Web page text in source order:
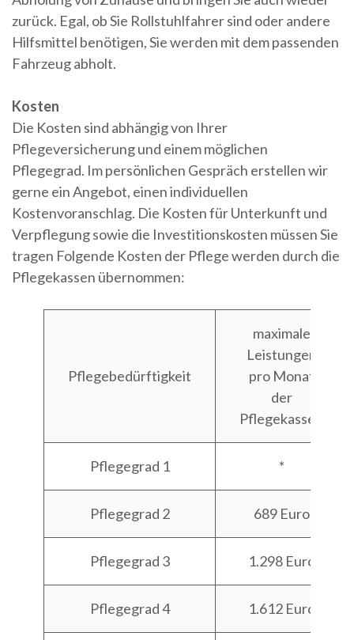
zurück. Egal, ob Sie Rollstuhlfahrer sind oder andere
Hilfsmittel benötigen, Sie werden mit dem passenden
Fahrzeug abholt.
Kosten
Die Kosten sind abhängig von Ihrer
Pflegeversicherung und einem möglichen
Pflegegrad. Im persönlichen Gespräch erstellen wir
gerne ein Angebot, einen individuellen
Kostenvoranschlag. Die Kosten für Unterkunft und
Verpflegung sowie die Investitionskosten müssen Sie
tragen Folgende Kosten der Pflege werden durch die
Pflegekassen übernommen:
Pflegebedürftigkeit
maximale
Leistungen
pro Monat
der
Pflegekassen
Pflegegrad 1 *
Pflegegrad 2 689 Euro
Pflegegrad 3 1.298 Euro
Pflegegrad 4 1.612 Euro